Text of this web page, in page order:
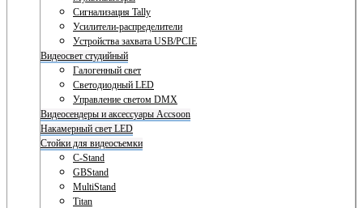
Сигнализация Tally
Усилители-распределители
Устройства захвата USB/PCIE
Видеосвет студийный
Галогенный свет
Светодиодный LED
Управление светом DMX
Видеосендеры и аксессуары Accsoon
Накамерный свет LED
Стойки для видеосъемки
C-Stand
GBStand
MultiStand
Titan